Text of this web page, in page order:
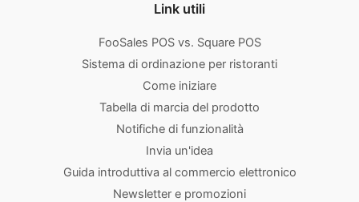
Link utili
FooSales POS vs. Square POS
Sistema di ordinazione per ristoranti
Come iniziare
Tabella di marcia del prodotto
Notifiche di funzionalità
Invia un'idea
Guida introduttiva al commercio elettronico
Newsletter e promozioni